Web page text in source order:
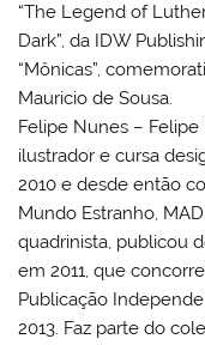
“The Legend of
Dark”, da IDW
“Mônicas”,
Mauricio de Sousa.
Felipe Nunes –
ilustrador e cursa
2010 e desde então
Mundo Estranho,
quadrinista, publicou
em 2011, que
Publicação
2013. Faz parte do